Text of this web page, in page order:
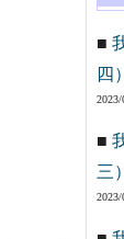
■
四
2023/
■
三
2023/